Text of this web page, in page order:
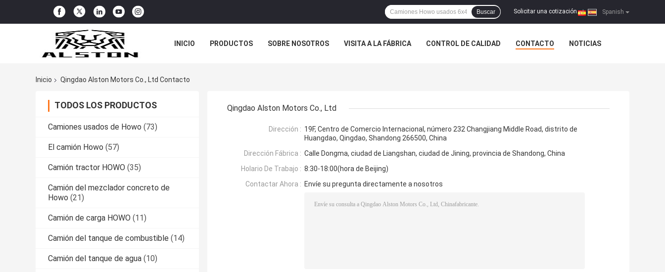
Spanish
Solicitar una cotización |
Buscar
INICIO PRODUCTOS SOBRE NOSOTROS VISITA A LA FÁBRICA CONTROL DE CALIDAD CONTACTO NOTICIAS
Inicio
Qingdao Alston Motors Co., Ltd Contacto
TODOS LOS PRODUCTOS
Camiones usados de Howo (73)
El camión Howo (57)
Camión tractor HOWO (35)
Camión del mezclador concreto de
Howo (21)
Camión de carga HOWO (11)
Camión del tanque de combustible (14)
Camión del tanque de agua (10)
Qingdao Alston Motors Co., Ltd
Dirección : 19F, Centro de Comercio Internacional, número 232 Changjiang Middle Road, distrito de
Huangdao, Qingdao, Shandong 266500, China
Dirección Fábrica : Calle Dongma, ciudad de Liangshan, ciudad de Jining, provincia de Shandong, China
Holario De Trabajo : 8:30-18:00(hora de Beijing)
Contactar Ahora : Envíe su pregunta directamente a nosotros